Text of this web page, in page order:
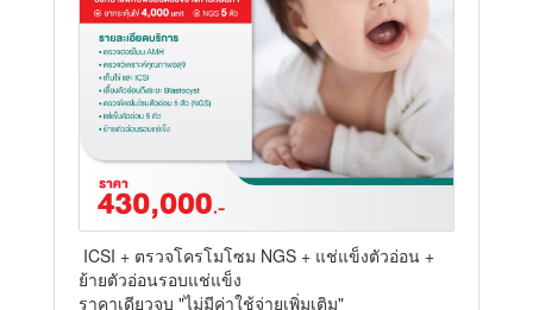
ICSI + ตรวจโครโมโซม NGS + แช่แข็งตัวอ่อน +
ย้ายตัวอ่อนรอบแช่แข็ง
ราคาเดียวจบ "ไม่มีค่าใช้จ่ายเพิ่มเติม"